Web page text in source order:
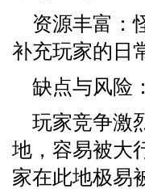
资源丰富：
补充玩家的日
缺点与风险：
玩家竞争激
地，容易被大
家在此地极易